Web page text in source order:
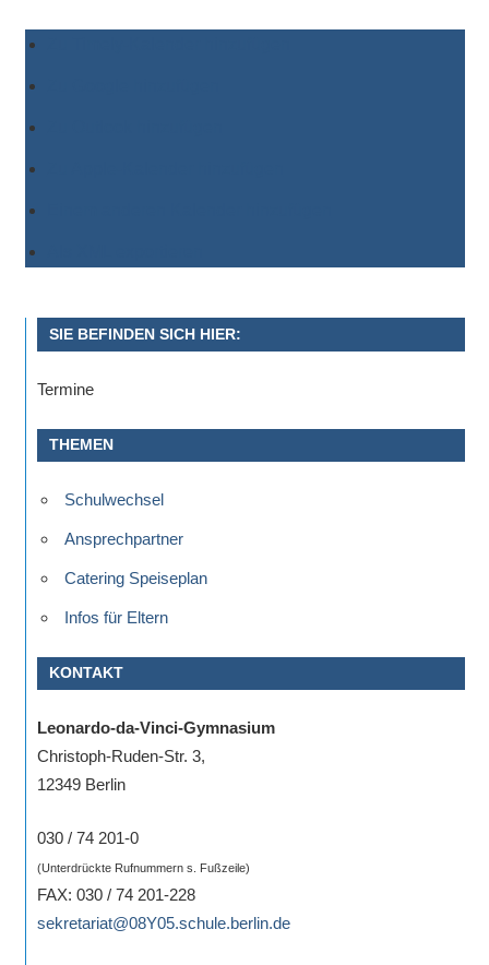
SIE BEFINDEN SICH HIER:
Termine
THEMEN
Schulwechsel
Ansprechpartner
Catering Speiseplan
Infos für Eltern
KONTAKT
Leonardo-da-Vinci-Gymnasium
Christoph-Ruden-Str. 3,
12349 Berlin
030 / 74 201-0
(Unterdrückte Rufnummern s. Fußzeile)
FAX: 030 / 74 201-228
sekretariat@08Y05.schule.berlin.de